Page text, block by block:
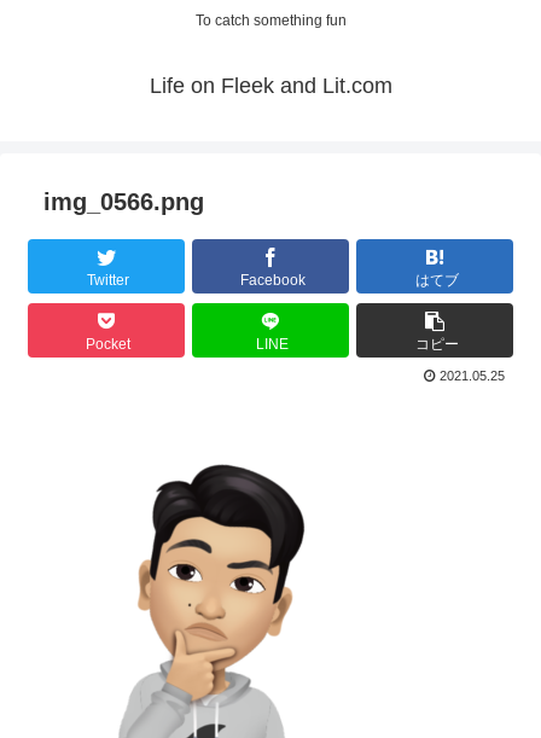
To catch something fun
Life on Fleek and Lit.com
img_0566.png
Twitter Facebook はてブ
Pocket LINE コピー
2021.05.25